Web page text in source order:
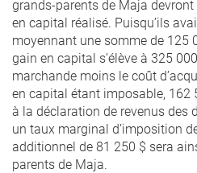
grands-parents de Maja
en capital réalisé. Puisqu’ils
moyennant une somme de 125
gain en capital s’élève à 325
marchande moins le coût
en capital étant imposable, 162
à la déclaration de revenus des
un taux marginal d’imposition
additionnel de 81 250 $ sera
parents de Maja.